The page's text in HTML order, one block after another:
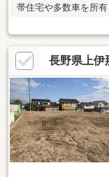
帯住宅や多数車を所
長野県上伊